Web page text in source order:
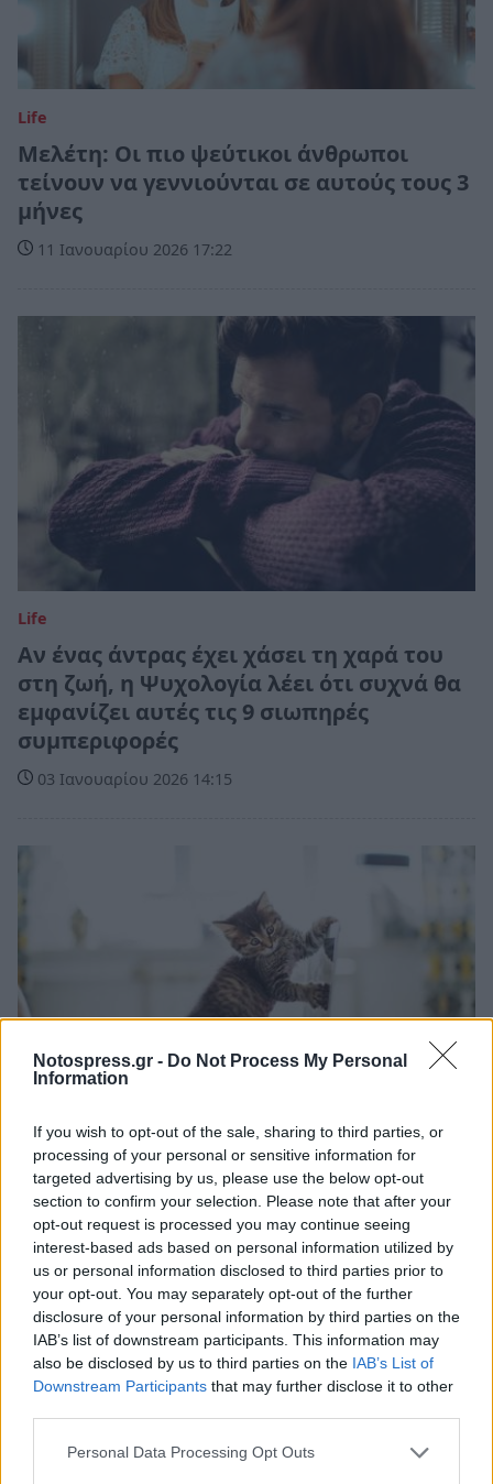
Notospress.gr - Do Not Process My Personal
Information
If you wish to opt-out of the sale, sharing to third parties, or
processing of your personal or sensitive information for
targeted advertising by us, please use the below opt-out
section to confirm your selection. Please note that after your
opt-out request is processed you may continue seeing
interest-based ads based on personal information utilized by
us or personal information disclosed to third parties prior to
your opt-out. You may separately opt-out of the further
disclosure of your personal information by third parties on the
IAB’s list of downstream participants. This information may
also be disclosed by us to third parties on the IAB’s List of
Downstream Participants that may further disclose it to other
Personal Data Processing Opt Outs
Life
Μελέτη: Οι πιο ψεύτικοι άνθρωποι
τείνουν να γεννιούνται σε αυτούς τους 3
μήνες
11 Ιανουαρίου 2026 17:22
Life
Αν ένας άντρας έχει χάσει τη χαρά του
στη ζωή, η Ψυχολογία λέει ότι συχνά θα
εμφανίζει αυτές τις 9 σιωπηρές
συμπεριφορές
03 Ιανουαρίου 2026 14:15
Κόσμος
11 τρόποι με τους οποίους η γάτα σας,
σας λέει ότι έχει τον έλεγχο της ζωής σας
07 Οκτωβρίου 2025 13:10